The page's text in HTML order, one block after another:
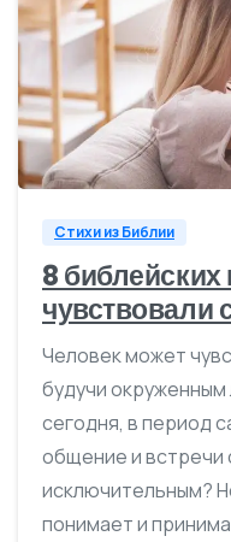
Стихи из Библии
8
чувствовали
Человек может
будучи
сегодня, в период
общение и встречи
исключительным?
понимает и